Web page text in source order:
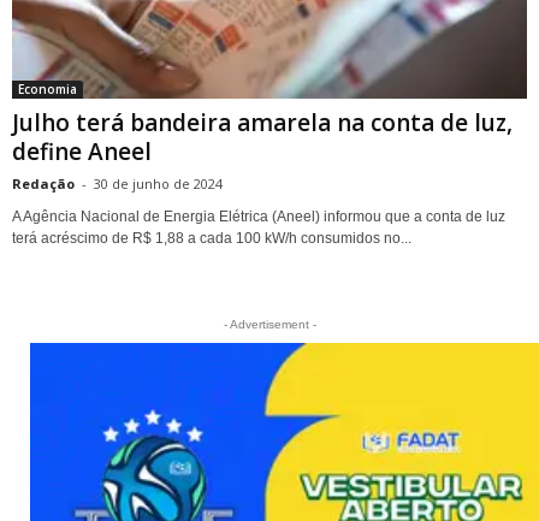
Economia
Julho terá bandeira amarela na conta de luz,
define Aneel
Redação - 30 de junho de 2024
A Agência Nacional de Energia Elétrica (Aneel) informou que a conta de luz
terá acréscimo de R$ 1,88 a cada 100 kW/h consumidos no...
- Advertisement -